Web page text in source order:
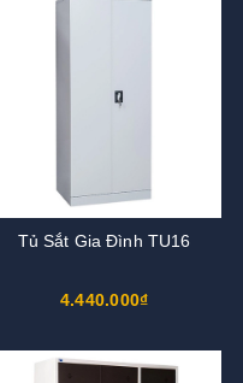
Tủ Sắt Gia Đình TU16
4.440.000₫